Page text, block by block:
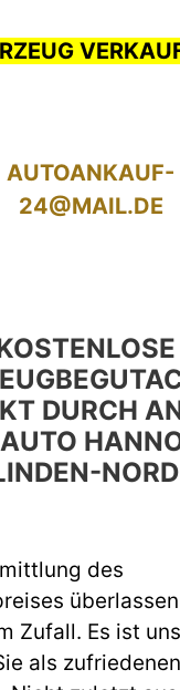
AUTOANKAUF-
24@MAIL.DE
DURCH
NORD
des
Zufall. Es ist
als